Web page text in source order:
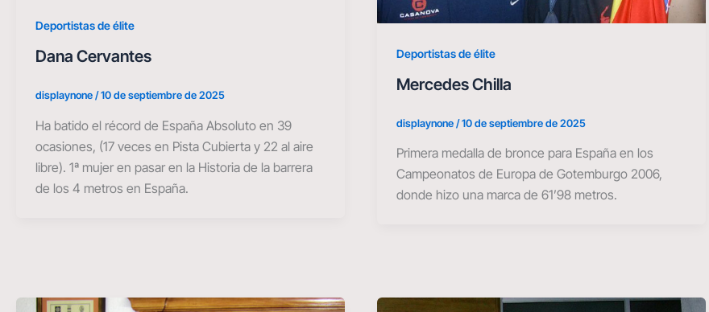
Deportistas de élite
Dana Cervantes
displaynone/10 de septiembre de 2025
Ha batido el récord de España Absoluto en 39
ocasiones, (17 veces en Pista Cubierta y 22 al aire
libre). 1ª mujer en pasar en la Historia de la barrera
de los 4 metros en España.
Deportistas de élite
Mercedes Chilla
displaynone/10 de septiembre de 2025
Primera medalla de bronce para España en los
Campeonatos de Europa de Gotemburgo 2006,
donde hizo una marca de 61’98 metros.